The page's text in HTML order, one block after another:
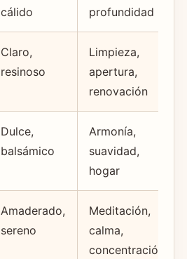
cálido
profundidad
Claro,
resinoso
Limpieza,
apertura,
renovación
Dulce,
balsámico
Armonía,
suavidad,
hogar
Amaderado,
sereno
Meditación,
calma,
concentración